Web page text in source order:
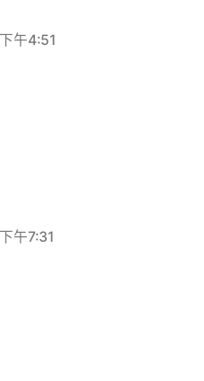
午4:51
午7:31